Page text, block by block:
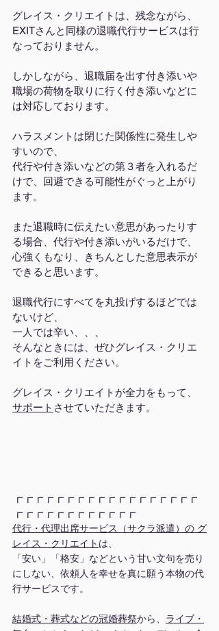
グレイス・クリエイトは、残念ながら、
EXITさんと同様の退職代行サービスは行
なっておりません。
しかしながら、退職届を出す付き添いや
職場の荷物を取りに行く付き添いなどに
は対応しております。
ハラスメントは閉じた関係性に発生しや
すいので、
代行や付き添いなどの第３者を入れるだ
けで、回避できる可能性がぐっと上がり
ます。
また退職時に伝えたい意思があったりす
る場合、代行や付き添いがいるだけで、
心強くもなり、きちんとした意思表示が
できると思います。
退職代行にすべてを丸投げするほどでは
ないけど、
一人では辛い、、、
そんなときには、ぜひグレイス・クリエ
イトをご利用ください。
グレイス・クリエイトが全力をもって、
サポート させていただきます。
┏┏┏┏┏┏┏┏┏┏┏┏┏┏┏┏┏┏
┏┏┏┏┏┏┏┏┏┏┏┏
代行・代理出席サービス（サクラ派遣）の グ
レイス・クリエイト は、
「安い」「格安」などという甘い文句を売り
にしない、依頼人を幸せを真に願う本物の代
行サービスです。
結婚式・葬式などの冠婚葬祭から、 ライブ・